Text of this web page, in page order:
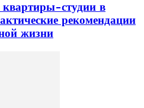
студии в
рекомендации
жизни